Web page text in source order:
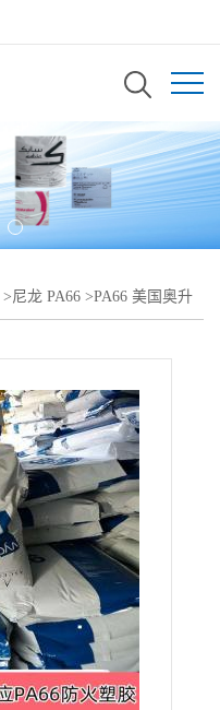
>尼龙 PA66 >PA66 美国奥升